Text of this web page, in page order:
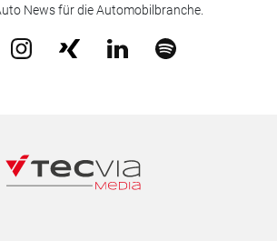
News für die Automobilbranche.